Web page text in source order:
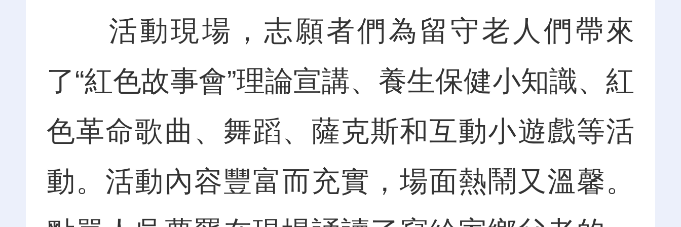
活動現場，志願者們為留守老人們帶來
了“紅色故事會”理論宣講、養生保健小知識、紅
色革命歌曲、舞蹈、薩克斯和互動小遊戲等活
動。活動內容豐富而充實，場面熱鬧又溫馨。